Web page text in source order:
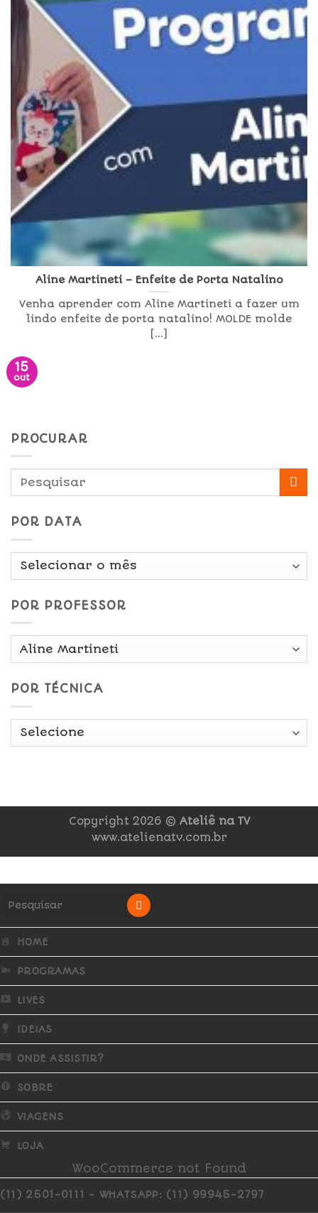
Aline Martineti – Enfeite de Porta Natalino
Venha aprender com Aline Martineti a fazer um
lindo enfeite de porta natalino! MOLDE molde
[...]
15
out
PROCURAR
POR DATA
Por
POR PROFESSOR
POR TÉCNICA
Copyright 2026 © Ateliê na TV
www.atelienatv.com.br
HOME
PROGRAMAS
LIVES
IDEIAS
ONDE ASSISTIR?
SOBRE
VIAGENS
LOJA
WooCommerce not Found
(11) 2501-0111 - WHATSAPP: (11) 99945-2797